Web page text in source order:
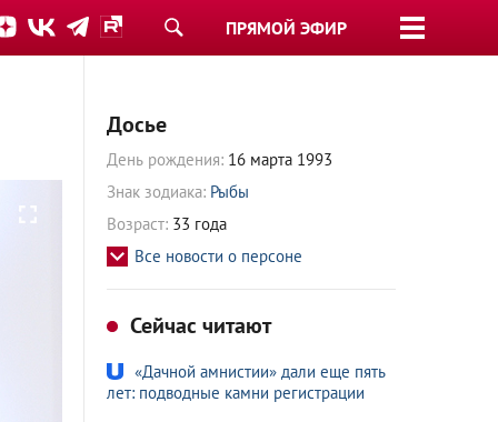
ПРЯМОЙ ЭФИР
Досье
День рождения: 16 марта 1993
Знак зодиака: Рыбы
Возраст: 33 года
Все новости о персоне
Сейчас читают
«Дачной амнистии» дали еще пять
лет: подводные камни регистрации